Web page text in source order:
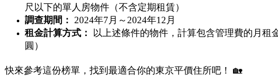
尺以下的單人房物件（不含定期租賃）
調查期間：
2024年7月～2024年12月
租金計算方式：
以上述條件的物件，計算包含管理費的月租
圓）
快來參考這份榜單，找到最適合你的東京平價住所吧！ 🏡